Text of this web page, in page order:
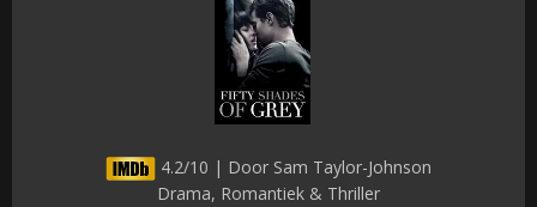
4.2/10 | Door Sam Taylor-Johnson
Drama, Romantiek & Thriller